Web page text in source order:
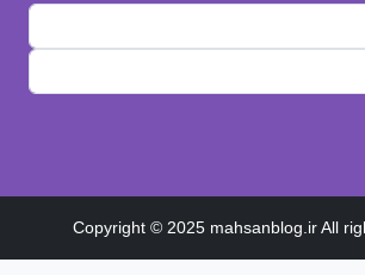
Copyright © 2025 mahsanblog.ir All